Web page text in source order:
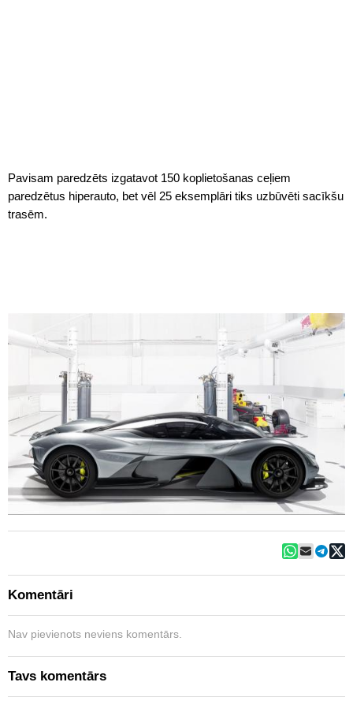
Pavisam paredzēts izgatavot 150 koplietošanas ceļiem
paredzētus hiperauto, bet vēl 25 eksemplāri tiks uzbūvēti sacīkšu
trasēm.
Komentāri
Nav pievienots neviens komentārs.
Tavs komentārs